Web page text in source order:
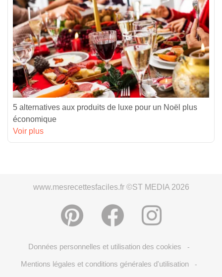
5 alternatives aux produits de luxe pour un Noël plus
économique
Voir plus
www.mesrecettesfaciles.fr ©ST MEDIA 2026
Données personnelles et utilisation des cookies -
Mentions légales et conditions générales d'utilisation -